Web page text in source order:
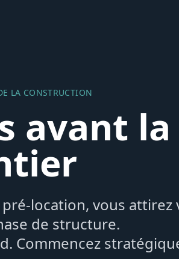
LA CONSTRUCTION
avant
location, vous attirez
de structure.
Commencez